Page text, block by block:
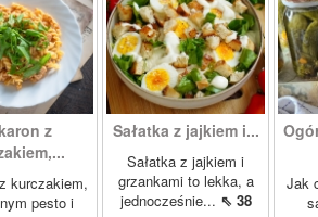
z
kurczakiem,
pesto i
Sałatka z jajkiem i...
Sałatka z jajkiem i
grzankami to lekka, a
jednocześnie... ⇖ 38
Jak